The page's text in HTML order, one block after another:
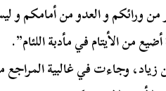
من ورائكم و العدو من أمامكم و
من الأيتام في مأدبة اللئام”.
وجاءت في غالبية